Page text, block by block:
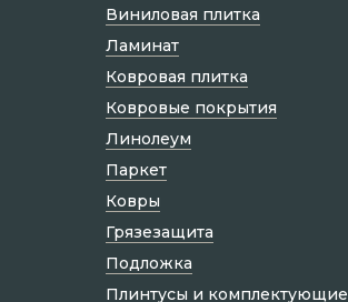
Виниловая плитка
Ламинат
Ковровая плитка
Ковровые покрытия
Линолеум
Паркет
Ковры
Грязезащита
Подложка
Плинтусы и комплектующие